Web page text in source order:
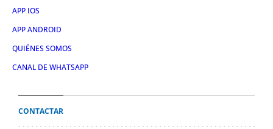
APP IOS
APP ANDROID
QUIÉNES SOMOS
CANAL DE WHATSAPP
CONTACTAR